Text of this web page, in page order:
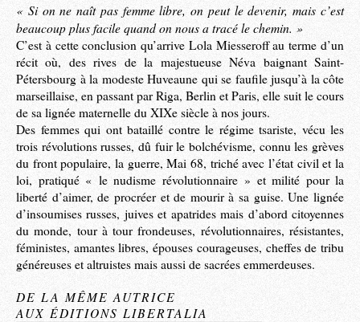
« Si on ne naît pas femme libre, on peut le devenir, mais c’est
beaucoup plus facile quand on nous a tracé le chemin. »
C’est à cette conclusion qu’arrive Lola Miesseroff au terme d’un
récit où, des rives de la majestueuse Néva baignant Saint-
Pétersbourg à la modeste Huveaune qui se faufile jusqu’à la côte
marseillaise, en passant par Riga, Berlin et Paris, elle suit le cours
de sa lignée maternelle du XIXe siècle à nos jours.
Des femmes qui ont bataillé contre le régime tsariste, vécu les
trois révolutions russes, dû fuir le bolchévisme, connu les grèves
du front populaire, la guerre, Mai 68, triché avec l’état civil et la
loi, pratiqué « le nudisme révolutionnaire » et milité pour la
liberté d’aimer, de procréer et de mourir à sa guise. Une lignée
d’insoumises russes, juives et apatrides mais d’abord citoyennes
du monde, tour à tour frondeuses, révolutionnaires, résistantes,
féministes, amantes libres, épouses courageuses, cheffes de tribu
généreuses et altruistes mais aussi de sacrées emmerdeuses.
DE LA MÊME AUTRICE
AUX ÉDITIONS LIBERTALIA